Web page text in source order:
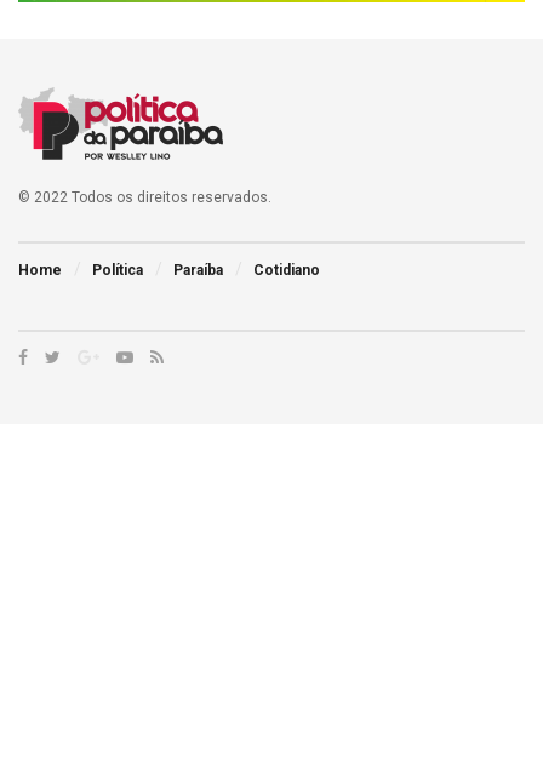
© 2022 Todos os direitos reservados.
Home Política Paraíba Cotidiano